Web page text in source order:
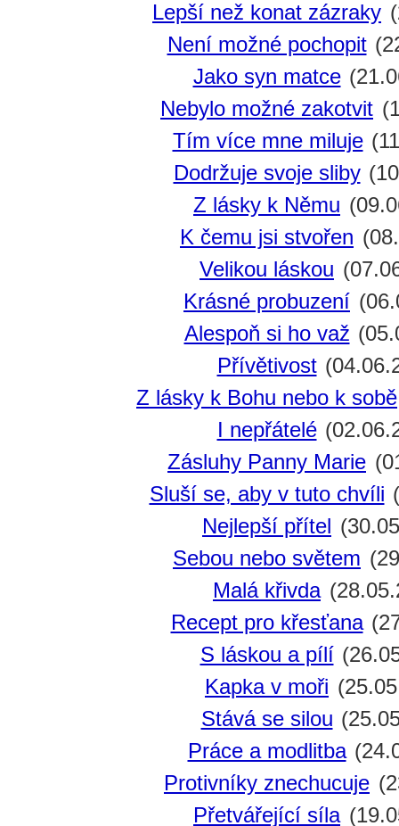
Lepší než konat zázraky
Není možné pochopit
Jako syn matce
Nebylo možné zakotvit
Tím více mne miluje
Dodržuje svoje sliby
Z lásky k Němu
K čemu jsi stvořen
Velikou láskou
Krásné probuzení
Alespoň si ho važ
Přívětivost
Z lásky k Bohu nebo k sobě
I nepřátelé
Zásluhy Panny Marie
Sluší se, aby v tuto chvíli
Nejlepší přítel
Sebou nebo světem
Malá křivda
Recept pro křesťana
S láskou a pílí
Kapka v moři
Stává se silou
Práce a modlitba
Protivníky znechucuje
Přetvářející síla